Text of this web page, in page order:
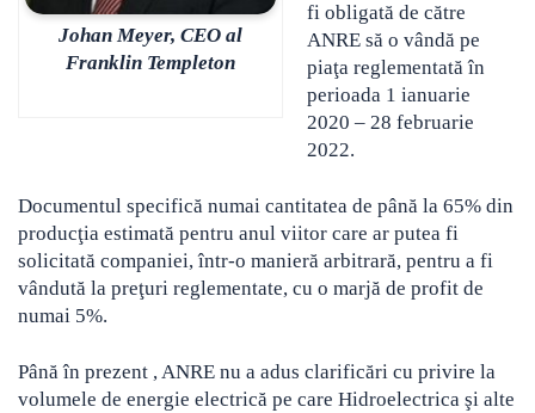
Johan Meyer, CEO al
Franklin Templeton
fi obligată de către
ANRE să o vândă pe
piaţa reglementată în
perioada 1 ianuarie
2020 – 28 februarie
2022.
Documentul specifică numai cantitatea de până la 65% din
producţia estimată pentru anul viitor care ar putea fi
solicitată companiei, într-o manieră arbitrară, pentru a fi
vândută la preţuri reglementate, cu o marjă de profit de
numai 5%.
Până în prezent , ANRE nu a adus clarificări cu privire la
volumele de energie electrică pe care Hidroelectrica şi alte